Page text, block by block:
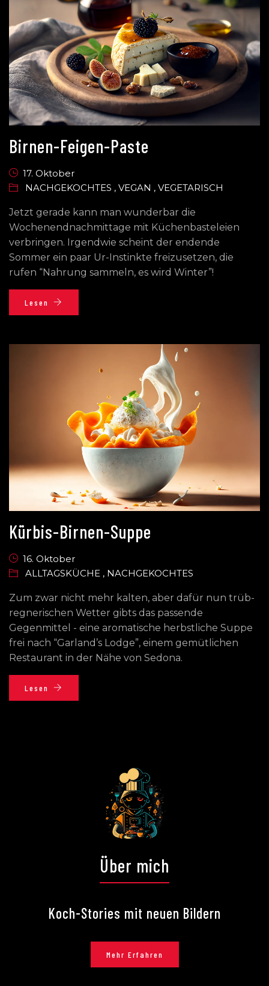
Birnen-Feigen-Paste
17. Oktober
NACHGEKOCHTES , VEGAN , VEGETARISCH
Jetzt gerade kann man wunderbar die
Wochenendnachmittage mit Küchenbasteleien
verbringen. Irgendwie scheint der endende
Sommer ein paar Ur-Instinkte freizusetzen, die
rufen “Nahrung sammeln, es wird Winter”!
Lesen
Kürbis-Birnen-Suppe
16. Oktober
ALLTAGSKÜCHE , NACHGEKOCHTES
Zum zwar nicht mehr kalten, aber dafür nun trüb-
regnerischen Wetter gibts das passende
Gegenmittel - eine aromatische herbstliche Suppe
frei nach “Garland’s Lodge”, einem gemütlichen
Restaurant in der Nähe von Sedona.
Lesen
Über mich
Koch-Stories mit neuen Bildern
Mehr Erfahren